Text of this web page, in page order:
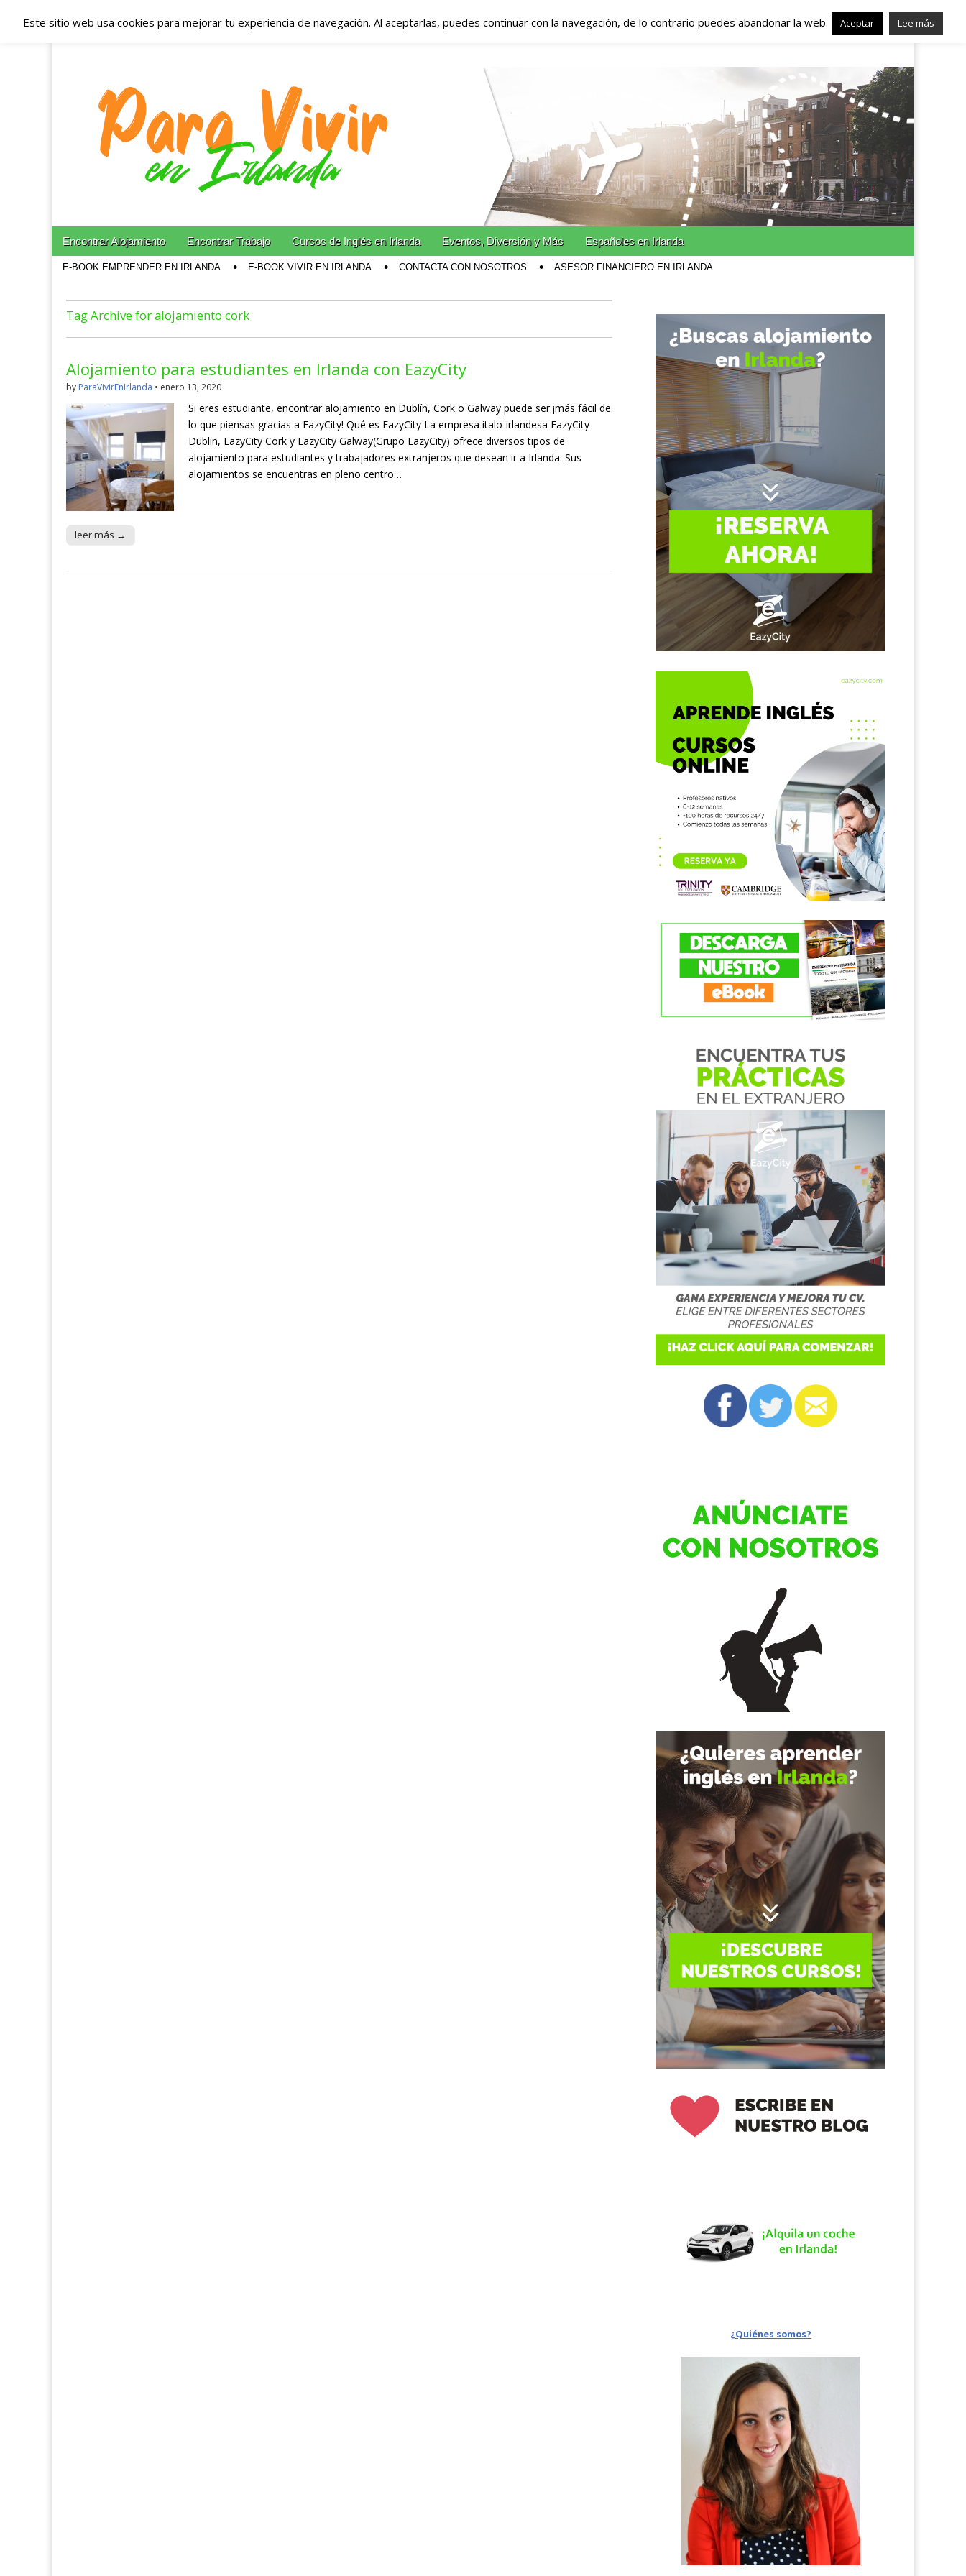
Españoles en Irlanda – Vivir en Irlanda – Trabajo en
Irlanda – Alojamiento en Irlanda
Blog dedicado a los que viven, estudian y trabajan en Irlanda!
Main menu
Skip to content
Encontrar Alojamiento Encontrar Trabajo Cursos de Inglés en Irlanda Eventos, Diversión y Más Españoles en Irlanda
E-BOOK EMPRENDER EN IRLANDA E-BOOK VIVIR EN IRLANDA CONTACTA CON NOSOTROS ASESOR FINANCIERO EN IRLANDA
Tag Archive for alojamiento cork
Alojamiento para estudiantes en Irlanda con EazyCity
by ParaVivirEnIrlanda • enero 13, 2020
Si eres estudiante, encontrar alojamiento en Dublín, Cork o Galway puede ser ¡más fácil de
lo que piensas gracias a EazyCity! Qué es EazyCity La empresa italo-irlandesa EazyCity
Dublin, EazyCity Cork y EazyCity Galway(Grupo EazyCity) ofrece diversos tipos de
alojamiento para estudiantes y trabajadores extranjeros que desean ir a Irlanda. Sus
alojamientos se encuentras en pleno centro…
leer más →
¿Quiénes somos?
Este sitio web usa cookies para mejorar tu experiencia de navegación. Al aceptarlas, puedes continuar con la navegación, de lo contrario puedes abandonar la web. Aceptar Lee más